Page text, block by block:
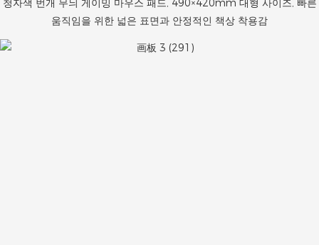
청자색 번개 무늬 게이밍 마우스 패드, 490×420mm 대형 사이즈, 빠른
움직임을 위한 넓은 표면과 안정적인 책상 착용감